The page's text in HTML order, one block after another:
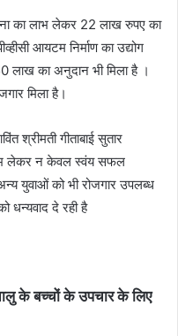
का लाभ लेकर 22 लाख रुपए का
आयटम निर्माण का उद्योग
लाख का अनुदान भी मिला है ।
मिला है।
श्रीमती गीताबाई सुतार
लेकर न केवल स्‍वंय सफल
युवाओं को भी रोजगार उपलब्‍ध
धन्‍यवाद दे रही है
के बच्चों के उपचार के लिए